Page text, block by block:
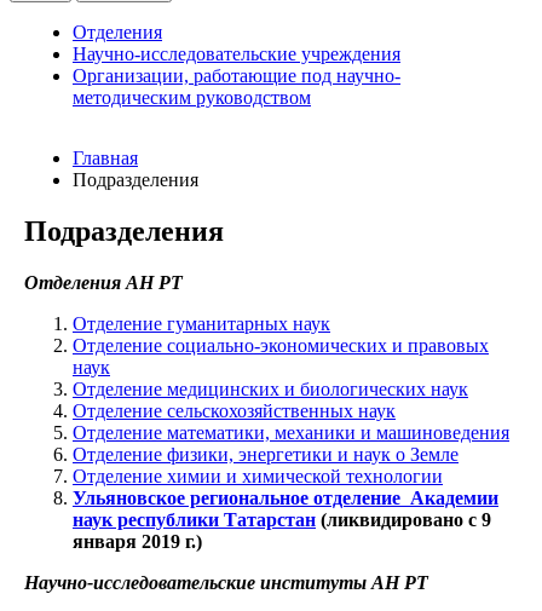
Отделения
Научно-исследовательские учреждения
Организации, работающие под научно-
методическим руководством
Главная
Подразделения
Подразделения
Отделения АН РТ
Отделение гуманитарных наук
Отделение социально-экономических и правовых
наук
Отделение медицинских и биологических наук
Отделение сельскохозяйственных наук
Отделение математики, механики и машиноведения
Отделение физики, энергетики и наук о Земле
Отделение химии и химической технологии
Ульяновское региональное отделение Академии
наук республики Татарстан (ликвидировано с 9
января 2019 г.)
Научно-исследовательские институты АН РТ